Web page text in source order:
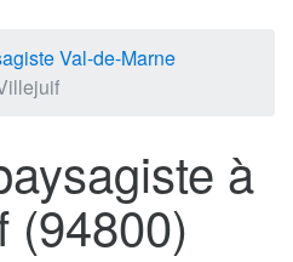
Val-de-Marne
à
(94800)